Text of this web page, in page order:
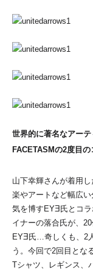
世界的に著名なアー
FACETASMの2度目
山下幸輝さんが着用
楽やアートなど幅広
気を博すEYƎ氏とコ
イナーの落合氏が、
EYƎ氏…奇しくも、2
う。今回で2回目とな
Tシャツ、レギンス、